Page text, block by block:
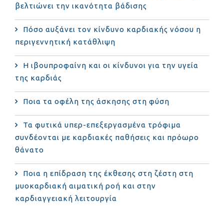
βελτιώνει την ικανότητα βάδισης
Πόσο αυξάνει τον κίνδυνο καρδιακής νόσου η
περιγεννητική κατάθλιψη
Η ιβουπροφαίνη και οι κίνδυνοι για την υγεία
της καρδιάς
Ποια τα οφέλη της άσκησης στη φύση
Τα φυτικά υπερ-επεξεργασμένα τρόφιμα
συνδέονται με καρδιακές παθήσεις και πρόωρο
θάνατο
Ποια η επίδραση της έκθεσης στη ζέστη στη
μυοκαρδιακή αιματική ροή και στην
καρδιαγγειακή λειτουργία